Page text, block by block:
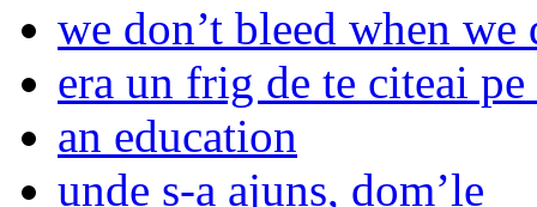
we don’t bleed when we
era un frig de te citeai
an education
unde s-a ajuns, dom’le